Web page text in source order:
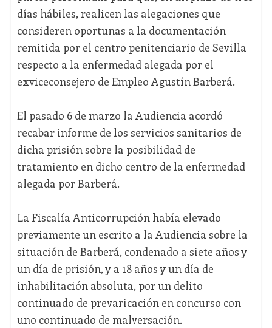
días hábiles, realicen las alegaciones que
consideren oportunas a la documentación
remitida por el centro penitenciario de Sevilla
respecto a la enfermedad alegada por el
exviceconsejero de Empleo Agustín Barberá.
El pasado 6 de marzo la Audiencia acordó
recabar informe de los servicios sanitarios de
dicha prisión sobre la posibilidad de
tratamiento en dicho centro de la enfermedad
alegada por Barberá.
La Fiscalía Anticorrupción había elevado
previamente un escrito a la Audiencia sobre la
situación de Barberá, condenado a siete años y
un día de prisión, y a 18 años y un día de
inhabilitación absoluta, por un delito
continuado de prevaricación en concurso con
uno continuado de malversación.